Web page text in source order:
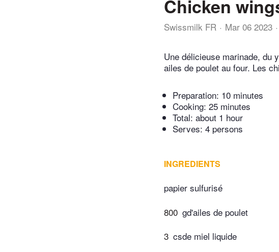
Chicken
Swissmilk FR Mar 06 2023
Une délicieuse marinade, du
ailes de poulet au four. Les
Preparation: 10 minutes
Cooking: 25 minutes
Total: about 1 hour
Serves: 4 persons
INGREDIENTS
papier sulfurisé
800 gd'ailes de poulet
3 csde miel liquide